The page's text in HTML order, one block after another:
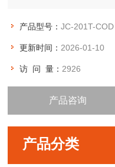
产品型号：JC-201T-COD
更新时间： 2026-01-10
访 问 量： 2926
产品咨询
产品分类